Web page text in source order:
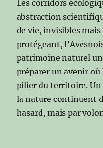
Les corridors
abstraction
de vie, invisibles mais
protégeant,
patrimoine naturel
préparer un avenir
pilier du territoire.
la nature continuent
hasard, mais par